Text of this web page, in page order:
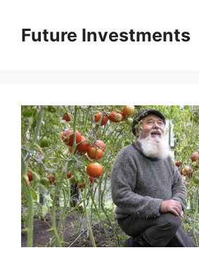
вмістуFuture Investments